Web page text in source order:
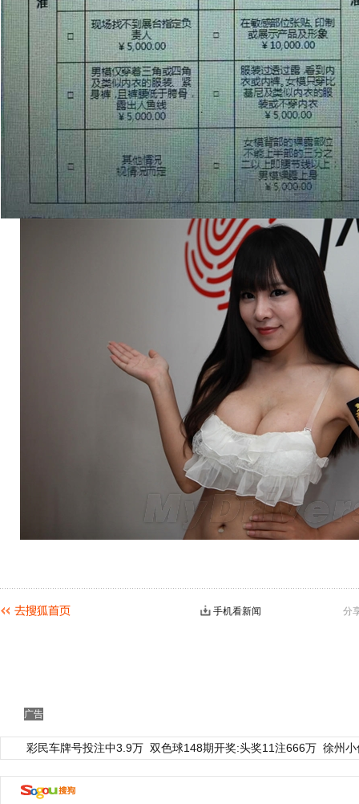
分
手机看新闻
广告
彩民车牌号投注中3.9万 双色球148期开奖:头奖11注666万 徐州